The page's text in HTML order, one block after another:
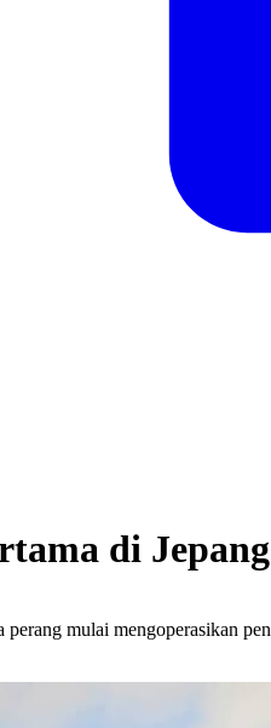
di Jepang
mulai mengoperasikan